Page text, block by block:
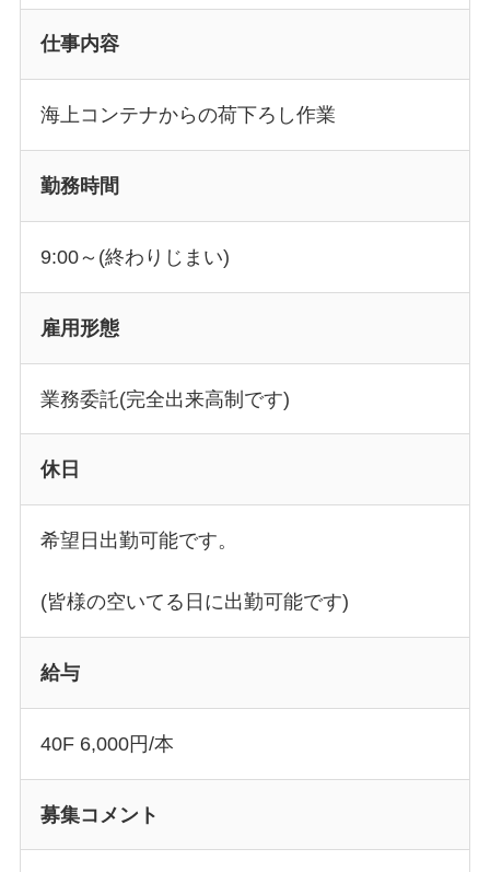
仕事内容
海上コンテナからの荷下ろし作業
勤務時間
9:00～(終わりじまい)
雇用形態
業務委託(完全出来高制です)
休日
希望日出勤可能です。
(皆様の空いてる日に出勤可能です)
給与
40F 6,000円/本
募集コメント